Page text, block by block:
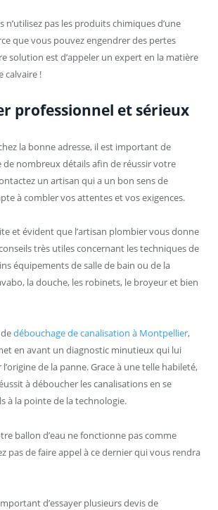
n’utilisez pas les produits chimiques d’une
que vous pouvez engendrer des pertes
solution est d’appeler un expert en la matière
calvaire !
professionnel et sérieux
la bonne adresse, il est important de
nombreux détails afin de réussir votre
un artisan qui a un bon sens de
à combler vos attentes et vos exigences.
et évident que l’artisan plombier vous donne
très utiles concernant les techniques de
équipements de salle de bain ou de la
la douche, les robinets, le broyeur et bien
débouchage de canalisation à Montpellier,
en avant un diagnostic minutieux qui lui
de la panne. Grace à une telle habileté,
à déboucher les canalisations en se
à la pointe de la technologie.
ballon d’eau ne fonctionne pas comme
pas de faire appel à ce dernier qui vous rendra
d’essayer plusieurs devis de